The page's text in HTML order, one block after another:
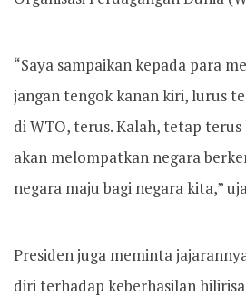
“Saya sampaikan kepada para
jangan tengok kanan kiri, lurus
di WTO, terus. Kalah, tetap
akan melompatkan negara
negara maju bagi negara kita,”
Presiden juga meminta
diri terhadap keberhasilan